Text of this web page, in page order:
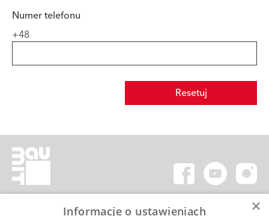
Numer telefonu
+48
Resetuj
×
Informacje o ustawieniach